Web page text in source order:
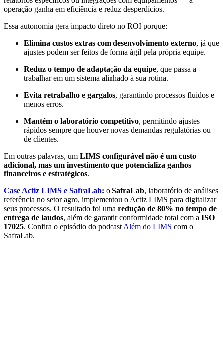
operação ganha em eficiência e reduz desperdícios.
Essa autonomia gera impacto direto no ROI porque:
Elimina custos extras com desenvolvimento externo, já que
ajustes podem ser feitos de forma ágil pela própria equipe.
Reduz o tempo de adaptação da equipe, que passa a
trabalhar em um sistema alinhado à sua rotina.
Evita retrabalho e gargalos, garantindo processos fluidos e
menos erros.
Mantém o laboratório competitivo, permitindo ajustes
rápidos sempre que houver novas demandas regulatórias ou
de clientes.
Em outras palavras, um LIMS configurável não é um custo
adicional, mas um investimento que potencializa ganhos
financeiros e estratégicos.
Case Actiz LIMS e SafraLab: o SafraLab, laboratório de análises
referência no setor agro, implementou o Actiz LIMS para digitalizar
seus processos. O resultado foi uma redução de 80% no tempo de
entrega de laudos, além de garantir conformidade total com a ISO
17025. Confira o episódio do podcast Além do LIMS com o
SafraLab.